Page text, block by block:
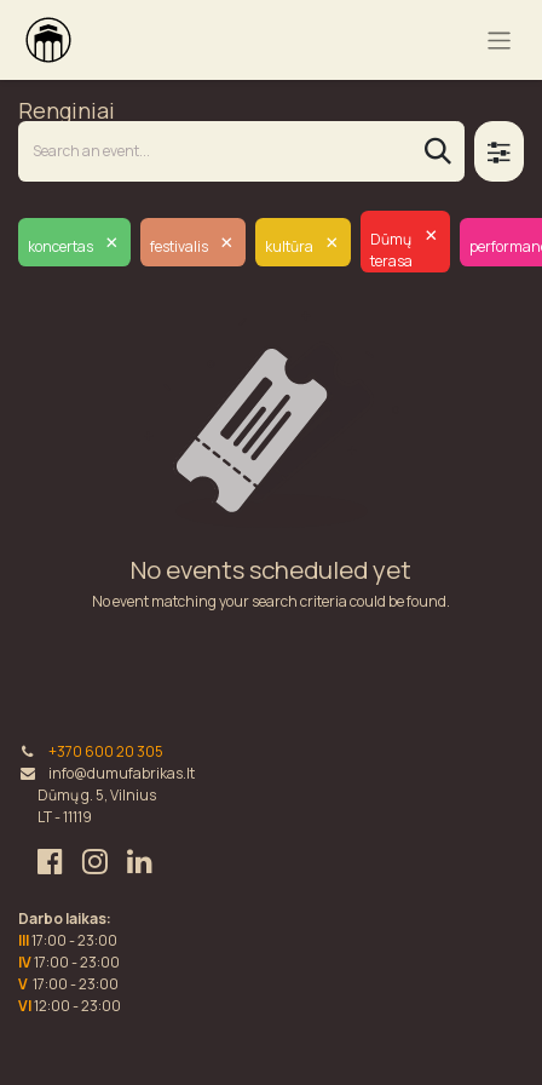
Renginiai
koncertas × festivalis × kultūra ×
Dūmų
terasa
×
No events scheduled yet
No event matching your search criteria could be found.
+370 600 20 305
info@dumufabrikas.lt
Dūmų g. 5, Vilnius
LT - 11119
Darbo laikas:
III17:00 - 23:00
IV17:00 - 23:00
V 17:00 - 23:00
VI12:00 - 23:00